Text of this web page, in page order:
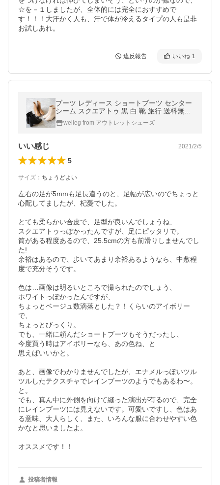
☆を－１しましたが、全体的には完全におすすめで
す！！！大汗かく人も、汗で体が冷えるタイプの人も是非
お試しあれ。
違反報告 いいね 1
ブーツ レディース ショートブーツ センター
シーム スクエアトゥ 黒 白 靴 旅行 送料無料
在庫限り
welleg from アウトレットシューズ
いい感じ 2021/2/5
5
サイズ ： ちょうどよい
左右の足が5mmも足長違うのと、足幅が広いのでちょっと
心配してましたが、杞憂でした。
とても柔らかい合皮で、足型が良いんでしょうね、
スクエアトゥっぽかったんですが、足にピッタリで。
筒がある程度あるので、25.5cmの方も前滑りしませんでし
た!
余裕はあるので、歩いてあまり余裕あるようなら、中敷程
度で充分そうです。
色は…画像は明るいところで撮られたのでしょう、
ホワイトっぽかったんですが、
ちょっとベージュ数滴落とした？！くらいのアイボリー
で、
ちょっとびっくり。
でも、一緒に頼んだショートブーツもそうだったし、
今度買う時はアイボリーなら、あの色ね、と
思えばいいかと。
あと、画像でわかりませんでしたが、エナメルっぽいツル
ツルしたテクスチャでレインブーツのようでもあるわ〜。
と。
でも、真ん中に外側を向けて縫った演出が有るので、完全
にレインブーツには見えないです。可愛いですし、色はあ
る意味、大人らしく、また、いろんな服に合わせやすい色
かなと思いましたよ。
オススメです！！
投稿者情報